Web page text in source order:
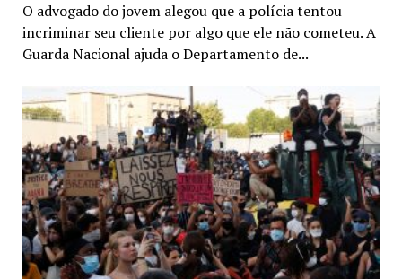
O advogado do jovem alegou que a polícia tentou
incriminar seu cliente por algo que ele não cometeu. A
Guarda Nacional ajuda o Departamento de...